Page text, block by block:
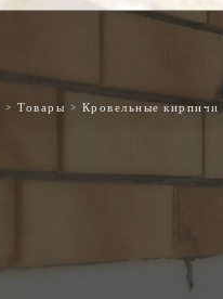
>Товары > Кровельные кирпичи